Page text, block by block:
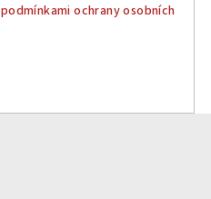
podmínkami ochrany osobních